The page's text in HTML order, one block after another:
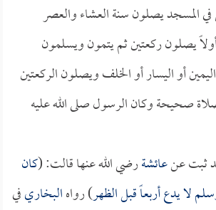
المسجد يصلون سنة العشاء والعصر
يصلون ركعتين ثم يتمون ويسلمون
أو اليسار أو الخلف ويصلون الركعتين
صحيحة وكان الرسول صلى الله عليه
ثبت عنعائشةرضي الله عنها قالت: (كان
لا يدع أربعاً قبل الظهر) رواهالبخاريفي